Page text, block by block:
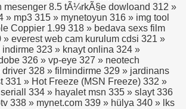
mesenger 8.5 tÃ¼rkÃ§e dowloand 312 »
» mp3 315 » mynetoyun 316 » img tool
Coppier 1.99 318 » bedava sexs film
» everest web cam kurulum cdsi 321 »
indirme 323 » knayt onlina 324 »
326 » vp-eye 327 » neotech
328 » filmindirme 329 » jardinans
331 » Hot Freeze (MSN Freeze) 332 »
334 » hayalet msn 335 » slayt 336
338 » mynet.com 339 » hülya 340 » lks